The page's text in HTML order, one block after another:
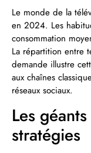
Le monde de la
en 2024. Les
consommation
La répartition entre
demande illustre
aux chaînes
réseaux sociaux.
Les
stratégies